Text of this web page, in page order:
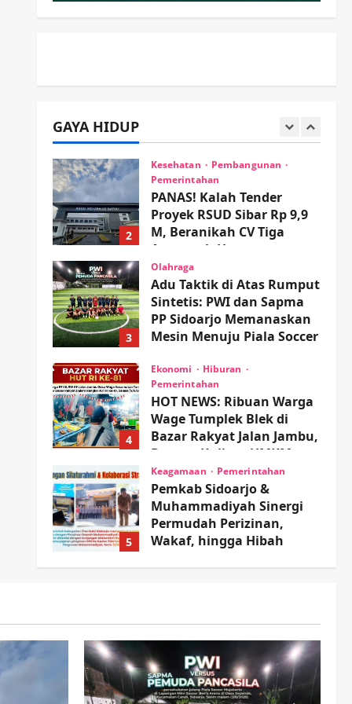
GAYA HIDUP
1
Kumis Kucing Produk
wartanusa 8 Agustus 2026
2
Kesehatan
Pembangunan
Pemerintahan
PANAS! Kalah Tender
Proyek RSUD Sibar Rp 9,9
M, Beranikah CV Tiga
Anugerah Utama
Pertaruhkan Jaminan Rp
100 Juta?
wartanusa 5 Agustus 2026
3
Olahraga
Adu Taktik di Atas Rumput
Sintetis: PWI dan Sapma
PP Sidoarjo Memanaskan
Mesin Menuju Piala Soccer
4
Ekonomi
Hiburan
Pemerintahan
HOT NEWS: Ribuan Warga
Wage Tumplek Blek di
Bazar Rakyat Jalan Jambu,
Borong Kuliner UMKM
Sambil Nonton Jaranan!
wartanusa 4 Agustus 2026
5
Keagamaan Pemerintahan
Pemkab Sidoarjo &
Muhammadiyah Sinergi
Permudah Perizinan,
Wakaf, hingga Hibah
1
Apresiasi Inovasi Teh Daun
Kumis Kucing Produk
Anggota TNI AL
wartanusa 8 Agustus 2026
Kesehatan Pembangunan
Pemerintahan